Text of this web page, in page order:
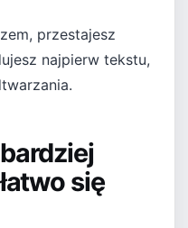
przestajesz
najpierw tekstu,
się